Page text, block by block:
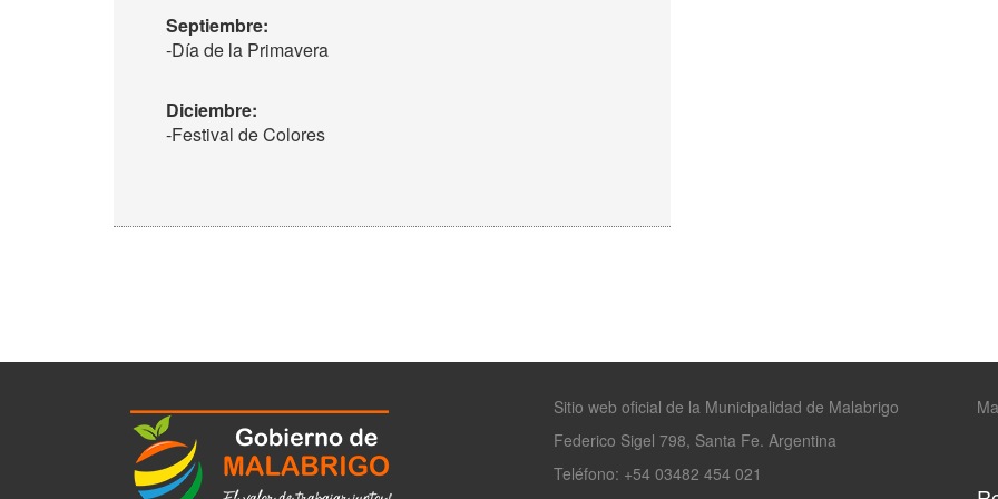
Septiembre:
-Día de la Primavera
Diciembre:
-Festival de Colores
Sitio web oficial de la Municipalidad de Malabrigo
Federico Sigel 798, Santa Fe. Argentina
Teléfono: +54 03482 454 021